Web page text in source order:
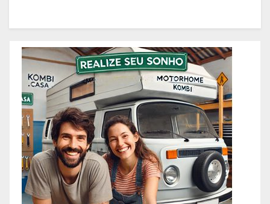
experiência desde 1978 e são
conhecidos por seus serviços de
qualidade em BH. Você pode
contatá-los pelos telefones 31
3473-2000, 3357-1961 ou
98687-2000 se você está
pensando em reformar ou pintar
a fachada da sua empresa,
condomínio ou